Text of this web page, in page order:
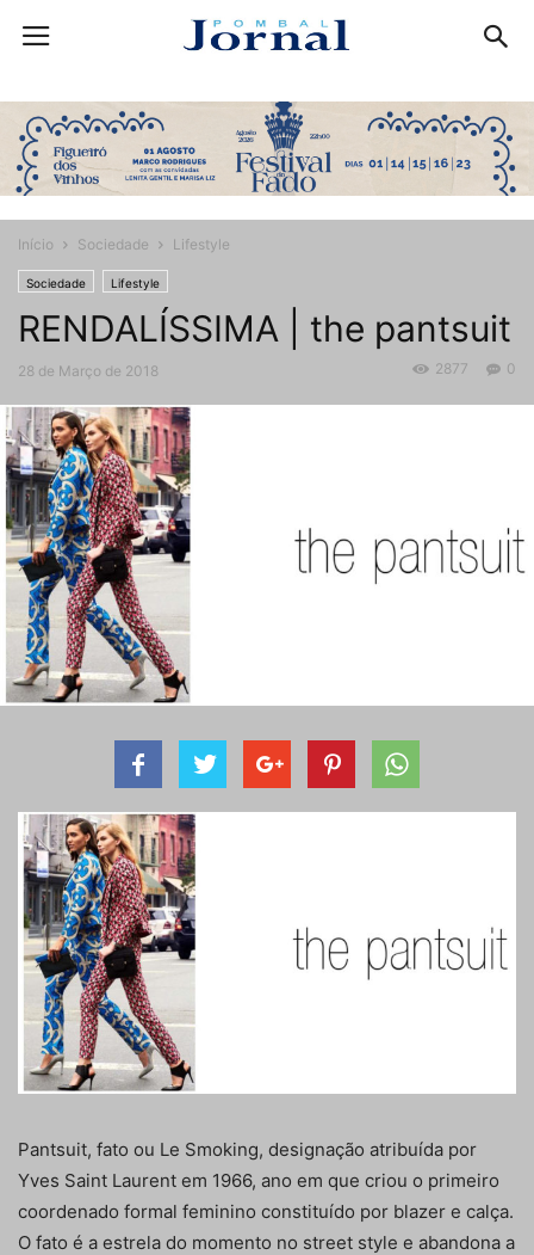
Início Sociedade Lifestyle
Sociedade Lifestyle
RENDALÍSSIMA | the pantsuit
28 de Março de 2018 0
2877
Pantsuit, fato ou Le Smoking, designação atribuída por
Yves Saint Laurent em 1966, ano em que criou o primeiro
coordenado formal feminino constituído por blazer e calça.
O fato é a estrela do momento no street style e abandona a